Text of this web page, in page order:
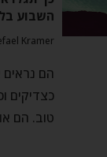
השבוע
Kramer
הם נראים
כצדיקים
טוב. הם